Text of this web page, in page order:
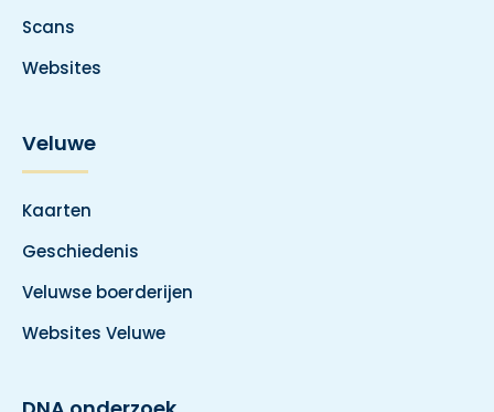
Scans
Websites
Veluwe
Kaarten
Geschiedenis
Veluwse boerderijen
Websites Veluwe